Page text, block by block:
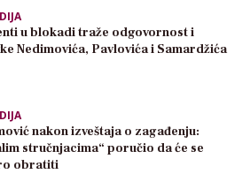
u blokadi traže odgovornost i
Nedimovića, Pavlovića i Samardžića
nakon izveštaja o zagađenju:
stručnjacima“ poručio da će se
obratiti